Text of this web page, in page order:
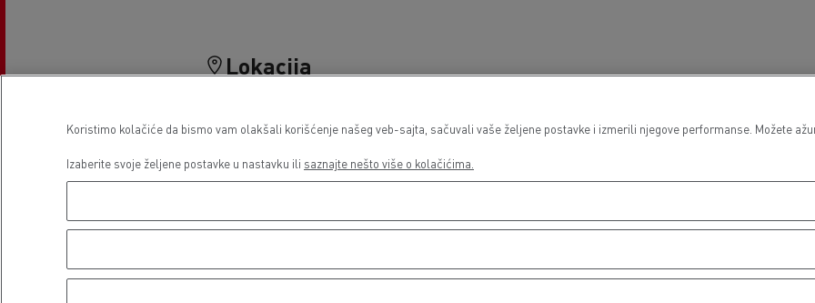
Lokacija
Koristimo kolačiće da bismo vam olakšali korišćenje našeg veb-sajta, sačuvali vaše željene postavke i izmerili njegove performanse. Možete
Izaberite svoje željene postavke u nastavku ili saznajte nešto više o kolačićima.